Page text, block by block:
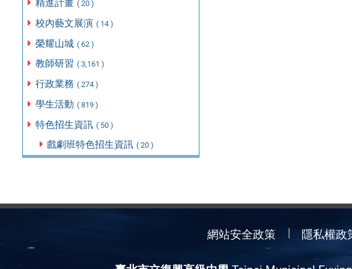
精進計畫 ( 20 )
校內藝文展演 ( 14 )
榮耀山城 ( 62 )
教師研習 ( 3,161 )
行政業務 ( 274 )
學生活動 ( 819 )
特色招生資訊 ( 50 )
戲劇班特色招生資訊 ( 20 )
網站安全政策 隱私權政